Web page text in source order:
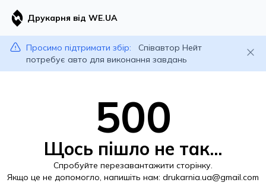
Друкарня від WE.UA
Просимо підтримати збір:
Співавтор Нейт
потребує авто для виконання завдань
500
Щось пішло не так...
Спробуйте перезавантажити сторінку.
Якщо це не допомогло, напишіть нам: drukarnia.ua@gmail.com